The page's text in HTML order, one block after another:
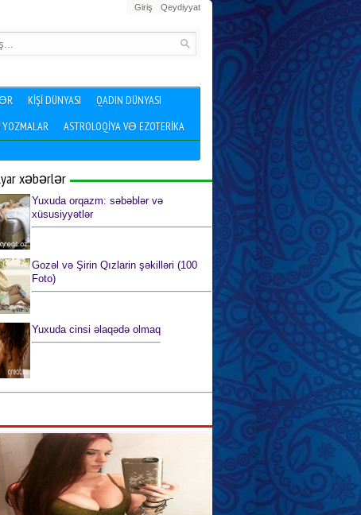
Qeydiyyat
Giriş
KIŞI DÜNYASI
QADIN DÜNYASI
YOZMALAR ASTROLOQIYA VƏ EZOTERIKA
xəbərlər
Yuxuda orqazm: səbəblər və
xüsusiyyətlər
Gozəl və Şirin Qızlarin şəkilləri (100
Foto)
Yuxuda cinsi əlaqədə olmaq
Seksual sağlamlıq və idman
Seks yuxularının mənasını siz də